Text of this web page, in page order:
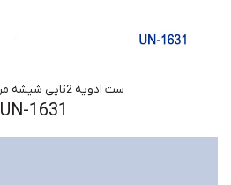
ست ادویه 2تایی شیشه مربع-رستورانی
UN-1631